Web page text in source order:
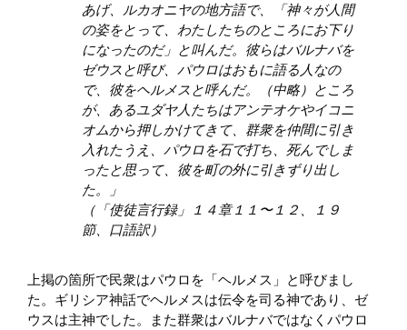
あげ、ルカオニヤの地方語で、「神々が人間
の姿をとって、わたしたちのところにお下り
になったのだ」と叫んだ。彼らはバルナバを
ゼウスと呼び、パウロはおもに語る人なの
で、彼をヘルメスと呼んだ。（中略）ところ
が、あるユダヤ人たちはアンテオケやイコニ
オムから押しかけてきて、群衆を仲間に引き
入れたうえ、パウロを石で打ち、死んでしま
ったと思って、彼を町の外に引きずり出し
た。」
（「使徒言行録」１４章１１〜１２、１９
節、口語訳）
上掲の箇所で民衆はパウロを「ヘルメス」と呼びまし
た。ギリシア神話でヘルメスは伝令を司る神であり、ゼ
ウスは主神でした。また群衆はバルナバではなくパウロ